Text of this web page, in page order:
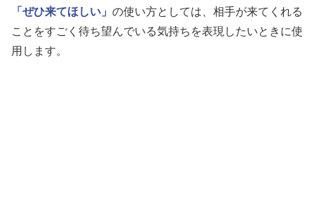
「ぜひ来てほしい」 の使い方としては、相手が来てくれる
ことをすごく待ち望んでいる気持ちを表現したいときに使
用します。